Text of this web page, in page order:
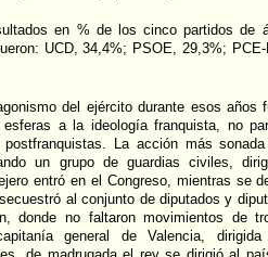
en % de los cinco partidos de
UCD, 34,4%; PSOE, 29,3%;
del ejército durante esos años
a la ideología franquista, no
postfranquistas. La acción más
un grupo de guardias civiles,
entró en el Congreso, mientras se
al conjunto de diputados y
donde no faltaron movimientos de
general de Valencia,